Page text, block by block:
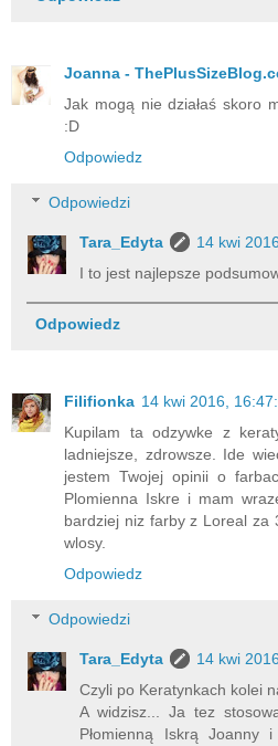
Joanna -
Jak mogą nie działaś skoro
:D
Odpowiedz
Odpowiedzi
Tara_Edyta
14 kwi
I to jest najlepsze
Odpowiedz
Filifionka 14 kwi 2016,
Kupilam ta odzywke z
ladniejsze, zdrowsze. Ide
jestem Twojej opinii o
Plomienna Iskre i mam
bardziej niz farby z Loreal za
wlosy.
Odpowiedz
Odpowiedzi
Tara_Edyta
14 kwi
Czyli po Keratynkach kolei
A widzisz... Ja tez
Płomienną Iskrą Joanny